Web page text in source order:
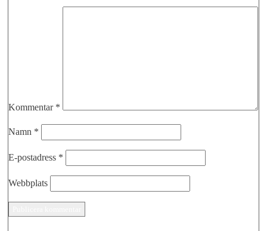
Kommentar *
Namn *
E-postadress *
Webbplats